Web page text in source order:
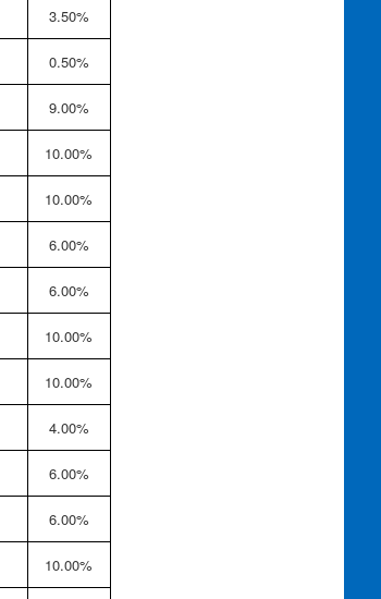
3.50%
0.50%
9.00%
10.00%
10.00%
6.00%
6.00%
10.00%
10.00%
4.00%
6.00%
6.00%
10.00%